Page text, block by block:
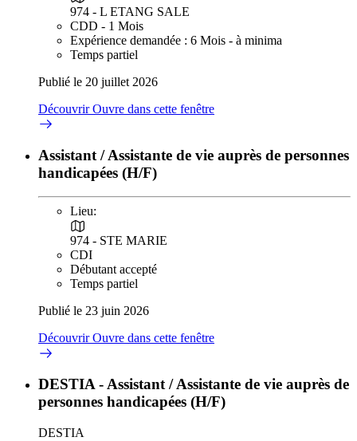
974 - L ETANG SALE
CDD - 1 Mois
Expérience demandée : 6 Mois - à minima
Temps partiel
Publié le 20 juillet 2026
DécouvrirOuvre dans cette fenêtre
Assistant / Assistante de vie auprès de personnes
handicapées (H/F)
Lieu:
974 - STE MARIE
CDI
Débutant accepté
Temps partiel
Publié le 23 juin 2026
DécouvrirOuvre dans cette fenêtre
DESTIA - Assistant / Assistante de vie auprès de
personnes handicapées (H/F)
DESTIA